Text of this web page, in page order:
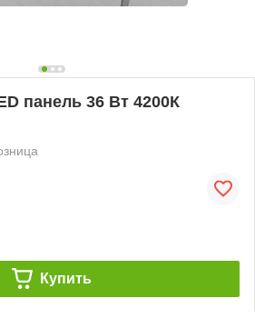
панель 36 Вт 4200К
Купить